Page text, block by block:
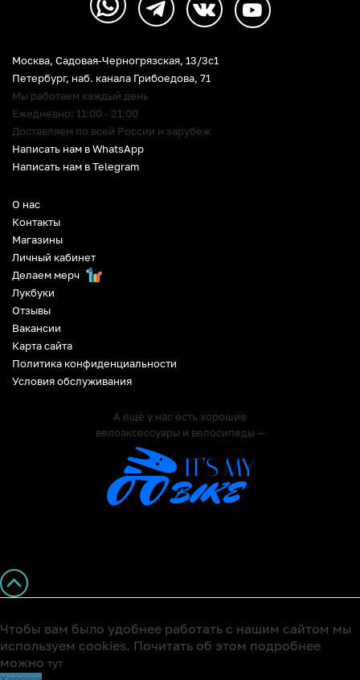
О нас
Контакты
Магазины
Личный кабинет
Делаем мерч
Лукбуки
Отзывы
Вакансии
Карта сайта
Политика конфиденциальности
Условия обслуживания
А ещё у нас есть хорошие
велоаксессуары и велосипеды —
Москва, Садовая-Черногрязская, 13/3c1
Петербург, наб. канала Грибоедова, 71
Мы работаем каждый день
Ежедневно: 11:00 - 21:00
Доставляем по всей России и зарубеж
Написать нам в WhatsApp
Написать нам в Telegram
Чтобы вам было удобнее работать с нашим сайтом мы
используем cookies. Почитать об этом подробнее
можно тут